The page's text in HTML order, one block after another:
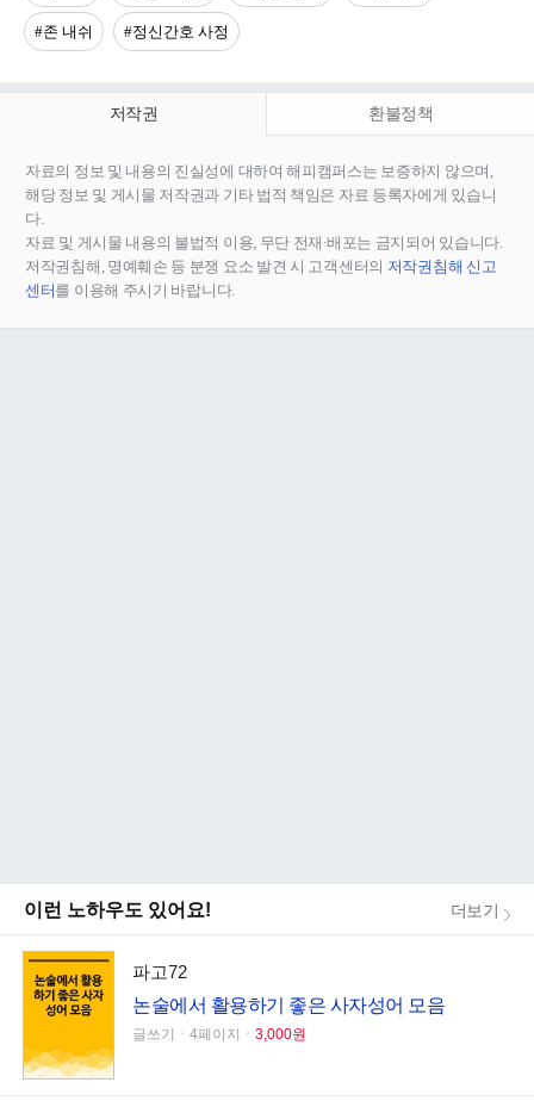
#존 내쉬 #정신간호 사정
저작권 환불정책
자료의 정보 및 내용의 진실성에 대하여 해피캠퍼스는 보증하지 않으며,
해당 정보 및 게시물 저작권과 기타 법적 책임은 자료 등록자에게 있습니
다.
자료 및 게시물 내용의 불법적 이용, 무단 전재∙배포는 금지되어 있습니다.
저작권침해, 명예훼손 등 분쟁 요소 발견 시 고객센터의 저작권침해 신고
센터를 이용해 주시기 바랍니다.
이런 노하우도 있어요! 더보기
파고72
논술에서 활용하기 좋은 사자성어 모음
글쓰기ㆍ4페이지ㆍ 3,000원